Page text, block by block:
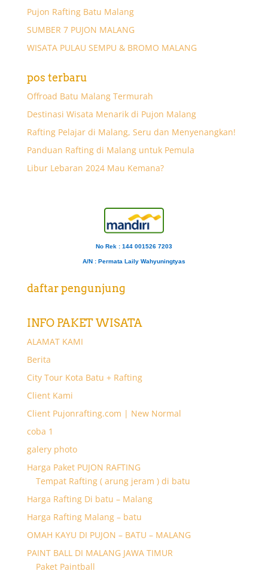
Pujon Rafting Batu Malang
SUMBER 7 PUJON MALANG
WISATA PULAU SEMPU & BROMO MALANG
pos terbaru
Offroad Batu Malang Termurah
Destinasi Wisata Menarik di Pujon Malang
Rafting Pelajar di Malang, Seru dan Menyenangkan!
Panduan Rafting di Malang untuk Pemula
Libur Lebaran 2024 Mau Kemana?
No Rek : 144 001526 7203
A/N : Permata Laily Wahyuningtyas
daftar pengunjung
INFO PAKET WISATA
ALAMAT KAMI
Berita
City Tour Kota Batu + Rafting
Client Kami
Client Pujonrafting.com | New Normal
coba 1
galery photo
Harga Paket PUJON RAFTING
Tempat Rafting ( arung jeram ) di batu
Harga Rafting Di batu – Malang
Harga Rafting Malang – batu
OMAH KAYU DI PUJON – BATU – MALANG
PAINT BALL DI MALANG JAWA TIMUR
Paket Paintball